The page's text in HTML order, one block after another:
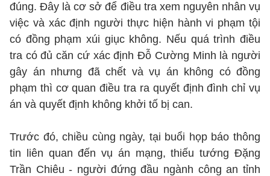
đúng. Đây là cơ sở để điều tra xem nguyên nhân vụ
việc và xác định người thực hiện hành vi phạm tội
có đồng phạm xúi giục không. Nếu quá trình điều
tra có đủ căn cứ xác định Đỗ Cường Minh là người
gây án nhưng đã chết và vụ án không có đồng
phạm thì cơ quan điều tra ra quyết định đình chỉ vụ
án và quyết định không khởi tố bị can.
Trước đó, chiều cùng ngày, tại buổi họp báo thông
tin liên quan đến vụ án mạng, thiếu tướng Đặng
Trần Chiêu - người đứng đầu ngành công an tỉnh